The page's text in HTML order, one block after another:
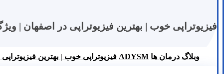
فیزیوتراپی خوب | بهترین فیزیوتراپی در اصفهان |
وبلاگ درمان ها ADYSM فیزیوتراپی خوب | بهترین